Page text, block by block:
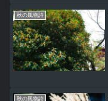
秋の風物詩
秋の風物詩